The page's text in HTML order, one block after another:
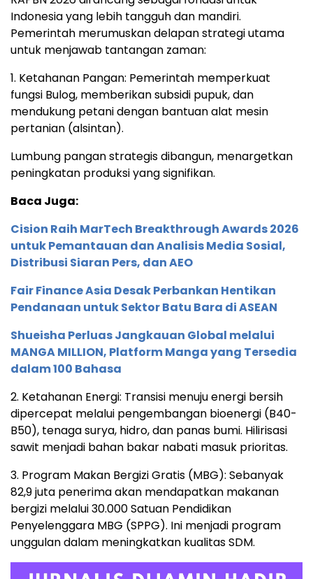
Indonesia yang lebih tangguh dan mandiri.
Pemerintah merumuskan delapan strategi utama
untuk menjawab tantangan zaman:
1. Ketahanan Pangan: Pemerintah memperkuat
fungsi Bulog, memberikan subsidi pupuk, dan
mendukung petani dengan bantuan alat mesin
pertanian (alsintan).
Lumbung pangan strategis dibangun, menargetkan
peningkatan produksi yang signifikan.
Baca Juga:
Cision Raih MarTech Breakthrough Awards 2026
untuk Pemantauan dan Analisis Media Sosial,
Distribusi Siaran Pers, dan AEO
Fair Finance Asia Desak Perbankan Hentikan
Pendanaan untuk Sektor Batu Bara di ASEAN
Shueisha Perluas Jangkauan Global melalui
MANGA MILLION, Platform Manga yang Tersedia
dalam 100 Bahasa
2. Ketahanan Energi: Transisi menuju energi bersih
dipercepat melalui pengembangan bioenergi (B40-
B50), tenaga surya, hidro, dan panas bumi. Hilirisasi
sawit menjadi bahan bakar nabati masuk prioritas.
3. Program Makan Bergizi Gratis (MBG): Sebanyak
82,9 juta penerima akan mendapatkan makanan
bergizi melalui 30.000 Satuan Pendidikan
Penyelenggara MBG (SPPG). Ini menjadi program
unggulan dalam meningkatkan kualitas SDM.